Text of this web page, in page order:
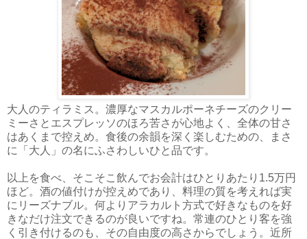
大人のティラミス。濃厚なマスカルポーネチーズのクリー
ミーさとエスプレッソのほろ苦さが心地よく、全体の甘さ
はあくまで控えめ。食後の余韻を深く楽しむための、まさ
に「大人」の名にふさわしいひと品です。
以上を食べ、そこそこ飲んでお会計はひとりあたり1.5万円
ほど。酒の値付けが控えめであり、料理の質を考えれば実
にリーズナブル。何よりアラカルト方式で好きなものを好
きなだけ注文できるのが良いですね。常連のひとり客を強
く引き付けるのも、その自由度の高さからでしょう。近所